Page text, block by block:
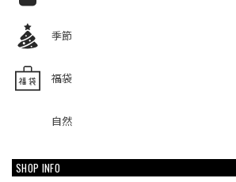
季節
福袋
自然
SHOP INFO